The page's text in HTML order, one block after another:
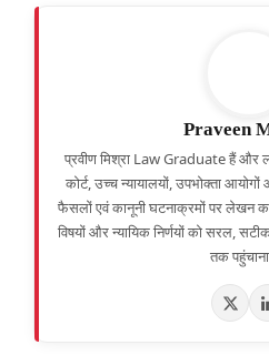
Praveen
प्रवीण मिश्रा Law Graduate हैं और
कोर्ट, उच्च न्यायालयों, उपभोक्ता
फैसलों एवं कानूनी घटनाक्रमों पर लेखन
विषयों और न्यायिक निर्णयों को सरल,
तक